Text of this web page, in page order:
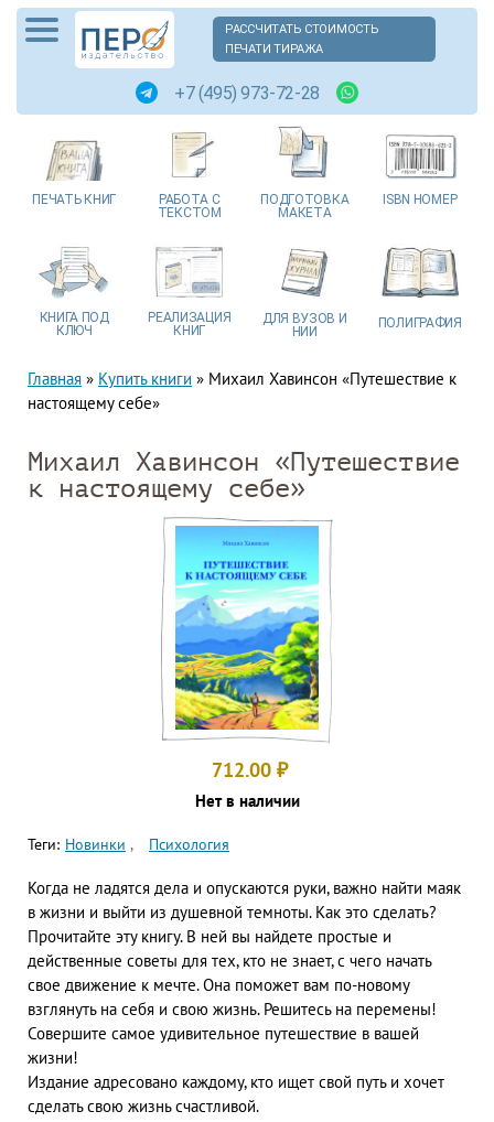
РАССЧИТАТЬ СТОИМОСТЬ
ПЕЧАТИ ТИРАЖА
+7 (495) 973-72-28
ПЕЧАТЬ КНИГ РАБОТА С
ТЕКСТОМ
ПОДГОТОВКА
МАКЕТА
ISBN НОМЕР
КНИГА ПОД
КЛЮЧ
РЕАЛИЗАЦИЯ
КНИГ
ДЛЯ ВУЗОВ И
НИИ
ПОЛИГРАФИЯ
Главная » Купить книги » Михаил Хавинсон «Путешествие к
настоящему себе»
Михаил Хавинсон «Путешествие
к настоящему себе»
712.00 ₽
Нет в наличии
Теги: Новинки Психология
Когда не ладятся дела и опускаются руки, важно найти маяк
в жизни и выйти из душевной темноты. Как это сделать?
Прочитайте эту книгу. В ней вы найдете простые и
действенные советы для тех, кто не знает, с чего начать
свое движение к мечте. Она поможет вам по-новому
взглянуть на себя и свою жизнь. Решитесь на перемены!
Совершите самое удивительное путешествие в вашей
жизни!
Издание адресовано каждому, кто ищет свой путь и хочет
сделать свою жизнь счастливой.